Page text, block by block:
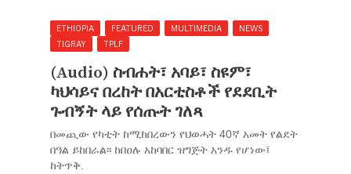
ETHIOPIA FEATURED MULTIMEDIA
NEWS
TIGRAY
TPLF
(Audio) ስብሐት፣ አባይ፣ ስዩም፣
ካህሳይና በረከት በአርቲስቶች የደደቢት
ጉብኝት ላይ የሰጡት ገለጻ
በመጪው የካቲት ከሚከበረውን የህወሓት 40ኛ አመት የልደት
በዓል ይከበራል፡፡ ከበዐሉ አከባበር ዝግጅት አንዱ የሆነው፤
ከትጥቅ.